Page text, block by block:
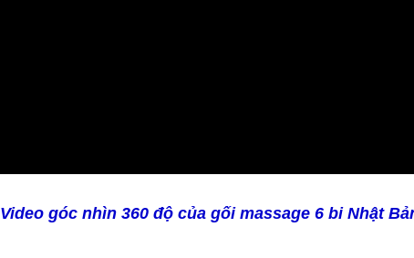
Video góc nhìn 360 độ của gối massage 6 bi Nhật